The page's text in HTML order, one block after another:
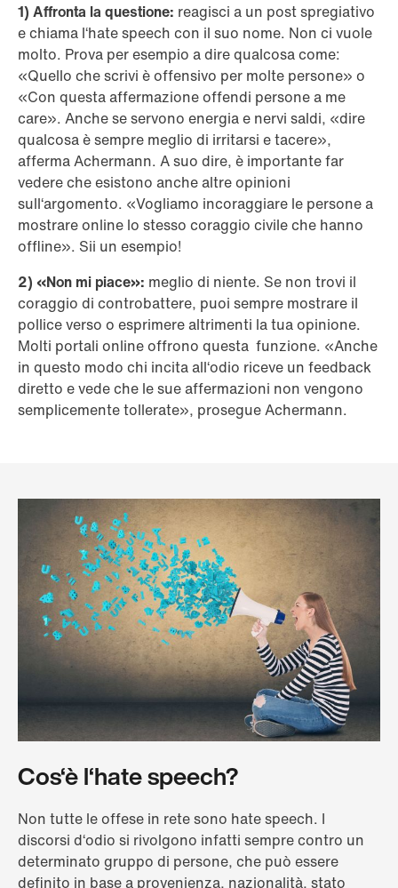
1) Affronta la questione: reagisci a un post spregiativo
e chiama l‘hate speech con il suo nome. Non ci vuole
molto. Prova per esempio a dire qualcosa come:
«Quello che scrivi è offensivo per molte persone» o
«Con questa affermazione offendi persone a me
care». Anche se servono energia e nervi saldi, «dire
qualcosa è sempre meglio di irritarsi e tacere»,
afferma Achermann. A suo dire, è importante far
vedere che esistono anche altre opinioni
sull‘argomento. «Vogliamo incoraggiare le persone a
mostrare online lo stesso coraggio civile che hanno
offline». Sii un esempio!
2) «Non mi piace»: meglio di niente. Se non trovi il
coraggio di controbattere, puoi sempre mostrare il
pollice verso o esprimere altrimenti la tua opinione.
Molti portali online offrono questa funzione. «Anche
in questo modo chi incita all‘odio riceve un feedback
diretto e vede che le sue affermazioni non vengono
semplicemente tollerate», prosegue Achermann.
Cos‘è l‘hate speech?
Non tutte le offese in rete sono hate speech. I
discorsi d‘odio si rivolgono infatti sempre contro un
determinato gruppo di persone, che può essere
definito in base a provenienza, nazionalità, stato